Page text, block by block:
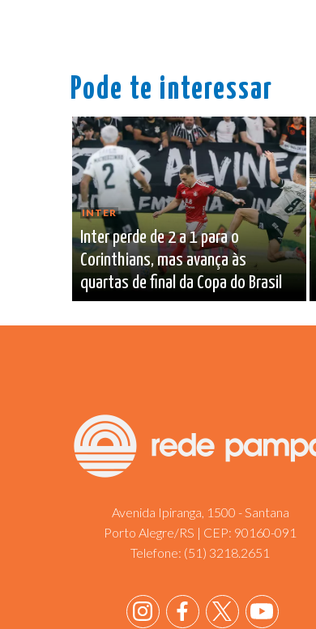
Pode te interessar
INTER
Inter perde de 2 a 1 para o
Corinthians, mas avança às
quartas de final da Copa do Brasil
Avenida Ipiranga, 1500 - Santana
Porto Alegre/RS | CEP: 90160-091
Telefone: (51) 3218.2651